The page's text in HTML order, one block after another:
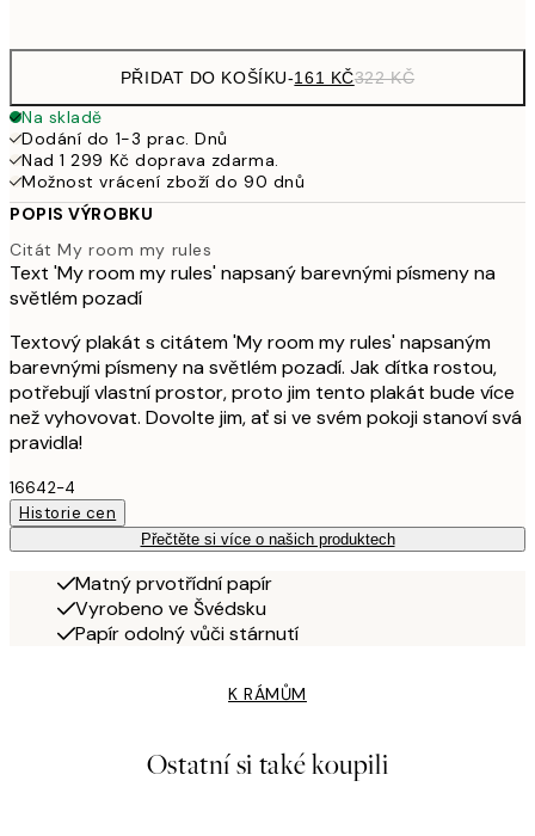
PŘIDAT DO KOŠÍKU-161 KČ322 KČ
Na skladě
Dodání do 1-3 prac. Dnů
Nad 1 299 Kč doprava zdarma.
Možnost vrácení zboží do 90 dnů
POPIS VÝROBKU
Citát My room my rules
Text 'My room my rules' napsaný barevnými písmeny na
světlém pozadí
Textový plakát s citátem 'My room my rules' napsaným
barevnými písmeny na světlém pozadí. Jak dítka rostou,
potřebují vlastní prostor, proto jim tento plakát bude více
než vyhovovat. Dovolte jim, ať si ve svém pokoji stanoví svá
pravidla!
16642-4
Historie cen
Přečtěte si více o našich produktech
Matný prvotřídní papír
Vyrobeno ve Švédsku
Papír odolný vůči stárnutí
K RÁMŮM
Ostatní si také koupili